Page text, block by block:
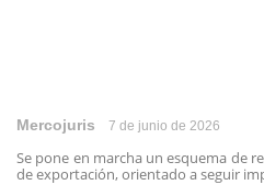
Mercojuris 7 de junio de 2026
Se pone en marcha un esquema de
de exportación, orientado a seguir